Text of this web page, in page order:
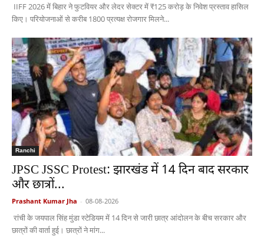
IIFF 2026 में बिहार ने फुटवियर और लेदर सेक्टर में ₹125 करोड़ के निवेश प्रस्ताव हासिल
किए। परियोजनाओं से करीब 1800 प्रत्यक्ष रोजगार मिलने...
Ranchi
JPSC JSSC Protest: झारखंड में 14 दिन बाद सरकार
और छात्रों...
Prashant Kumar Jha - 08-08-2026
रांची के जयपाल सिंह मुंडा स्टेडियम में 14 दिन से जारी छात्र आंदोलन के बीच सरकार और
छात्रों की वार्ता हुई। छात्रों ने मांग...